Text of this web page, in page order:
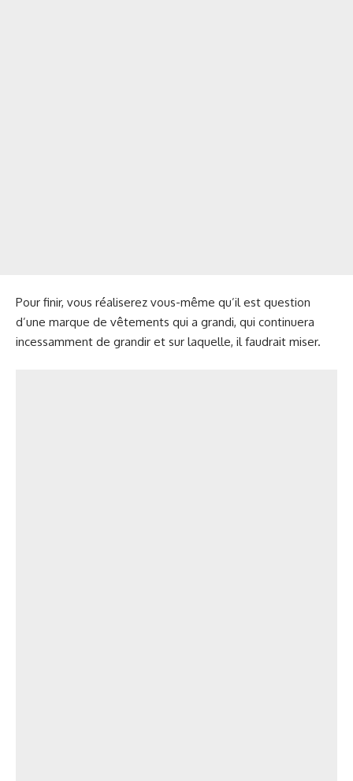
Pour finir, vous réaliserez vous-même qu’il est question
d’une marque de vêtements qui a grandi, qui continuera
incessamment de grandir et sur laquelle, il faudrait miser.